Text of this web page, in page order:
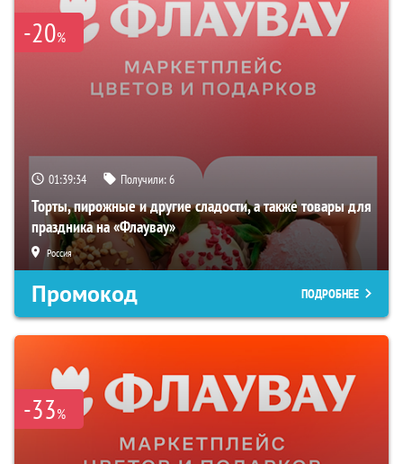
-20%
01:39:33 Получили:6
Торты, пирожные и другие сладости, а также товары для
праздника на «Флаувау»
Россия
Промокод ПОДРОБНЕЕ
-33%